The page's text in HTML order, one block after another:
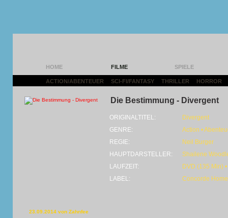
HOME FILME SPIELE
ACTION/ABENTEUER SCI-FI/FANTASY THRILLER HORROR
Die Bestimmung - Divergent
ORIGINALTITEL:
Divergent
GENRE:
Action •
REGIE:
Neil Burger
HAUPTDARSTELLER:
Shailene
LAUFZEIT:
DVD (135 Min)
LABEL:
Concorde
23.09.2014 von Zahnfee